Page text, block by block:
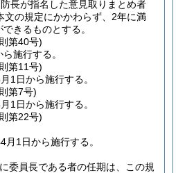
長が指名した意見取りまとめ者
文の規定にかかわらず、2年に満
きるものとする。
第40号)
施行する。
第11号)
1日から施行する。
第7号)
1日から施行する。
第22号)
月1日から施行する。
委員長である者の任期は、この規